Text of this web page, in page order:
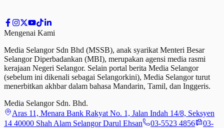
Mengenai Kami
Media Selangor Sdn Bhd (MSSB), anak syarikat Menteri Besar
Selangor Diperbadankan (MBI), merupakan agensi media rasmi
kerajaan Negeri Selangor. Selain portal berita Media Selangor
(sebelum ini dikenali sebagai Selangorkini), Media Selangor turut
menerbitkan akhbar dalam bahasa Mandarin, Tamil, dan Inggeris.
Media Selangor Sdn. Bhd.
Aras 11, Menara Bank Rakyat No. 1, Jalan Indah 14/8, Seksyen
14 40000 Shah Alam Selangor Darul Ehsan
03-5523 4856
03-